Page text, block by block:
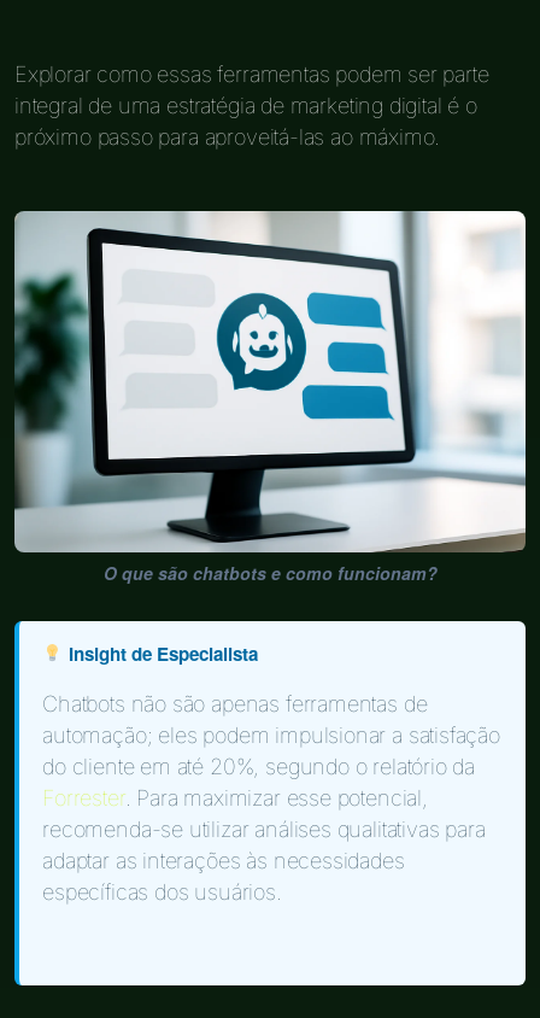
Explorar como essas ferramentas podem ser parte
integral de uma estratégia de marketing digital é o
próximo passo para aproveitá-las ao máximo.
O que são chatbots e como funcionam?
Insight de Especialista
Chatbots não são apenas ferramentas de
automação; eles podem impulsionar a satisfação
do cliente em até 20%, segundo o relatório da
Forrester. Para maximizar esse potencial,
recomenda-se utilizar análises qualitativas para
adaptar as interações às necessidades
específicas dos usuários.